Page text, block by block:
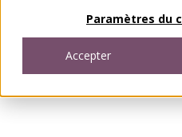
Paramètres du
Accepter